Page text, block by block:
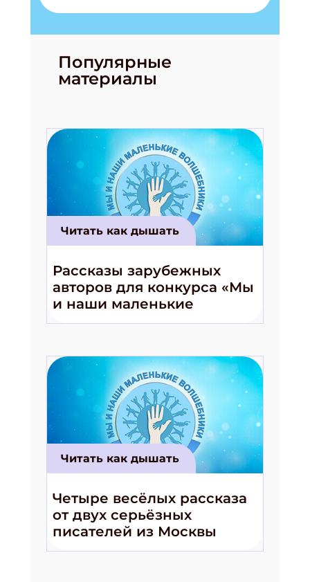
Популярные
материалы
Читать как дышать
Рассказы зарубежных
авторов для конкурса «Мы
и наши маленькие
волшебники!»
Читать как дышать
Четыре весёлых рассказа
от двух серьёзных
писателей из Москвы